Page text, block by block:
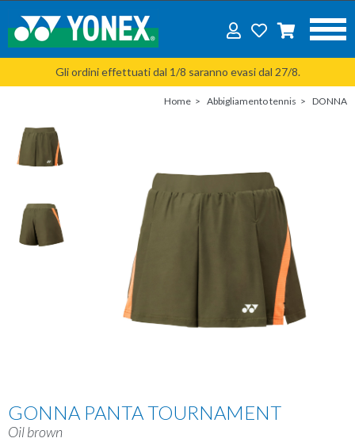
Gli ordini effettuati dal 1/8 saranno evasi dal 27/8.
Home Abbigliamento tennis DONNA
GONNA PANTA TOURNAMENT
Oil brown